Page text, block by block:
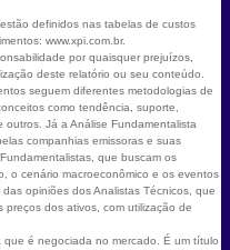
definidos nas tabelas de custos
www.xpi.com.br.
por quaisquer prejuízos,
deste relatório ou seu conteúdo.
seguem diferentes metodologias de
como tendência, suporte,
outros. Já a Análise Fundamentalista
companhias emissoras e suas
que buscam os
o cenário macroeconômico e os eventos
opiniões dos Analistas Técnicos, que
preços dos ativos, com utilização de
é negociada no mercado. É um título